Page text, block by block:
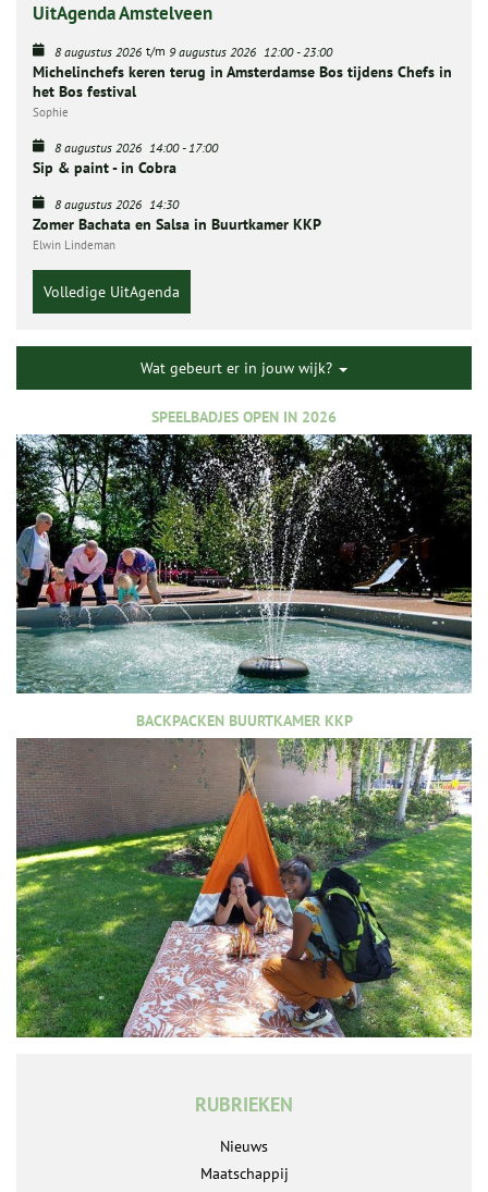
UitAgenda Amstelveen
8 augustus 2026 t/m 9 augustus 2026 12:00-23:00
Michelinchefs keren terug in Amsterdamse Bos tijdens Chefs in
het Bos festival
Sophie
8 augustus 2026 14:00-17:00
Sip & paint - in Cobra
8 augustus 2026 14:30
Zomer Bachata en Salsa in Buurtkamer KKP
Elwin Lindeman
Volledige UitAgenda
Wat gebeurt er in jouw wijk?
SPEELBADJES OPEN IN 2026
BACKPACKEN BUURTKAMER KKP
RUBRIEKEN
Nieuws
Maatschappij